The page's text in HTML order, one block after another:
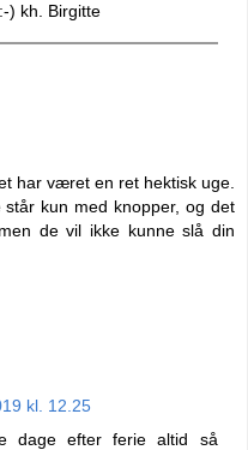
) kh. Birgitte
har været en ret hektisk uge.
kun med knopper, og det
de vil ikke kunne slå din
kl. 12.25
dage efter ferie altid så